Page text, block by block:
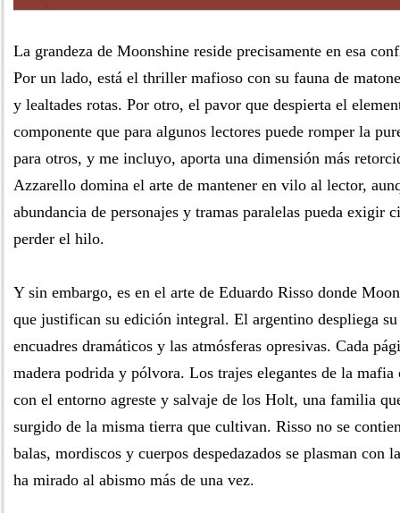
La grandeza de Moonshine reside precisamente en esa
Por un lado, está el thriller mafioso con su fauna de
y lealtades rotas. Por otro, el pavor que despierta el
componente que para algunos lectores puede romper la
para otros, y me incluyo, aporta una dimensión más
Azzarello domina el arte de mantener en vilo al lector,
abundancia de personajes y tramas paralelas pueda exigir
perder el hilo.
Y sin embargo, es en el arte de Eduardo Risso donde
que justifican su edición integral. El argentino despliega
encuadres dramáticos y las atmósferas opresivas. Cada
madera podrida y pólvora. Los trajes elegantes de la mafia
con el entorno agreste y salvaje de los Holt, una familia
surgido de la misma tierra que cultivan. Risso no se
balas, mordiscos y cuerpos despedazados se plasman con
ha mirado al abismo más de una vez.